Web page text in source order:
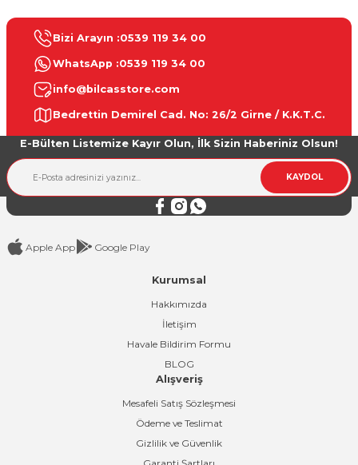
konularda yetersiz gördüğünüz noktaları öneri formunu kullanarak
tarafımıza iletebilirsiniz.
Görüş ve önerileriniz için teşekkür ederiz.
Ürün resmi kalitesiz, bozuk veya görüntülenemiyor.
Ürün açıklamasında eksik bilgiler bulunuyor.
Ürün bilgilerinde hatalar bulunuyor.
Bizi Arayın :0539 119 34 00
WhatsApp :0539 119 34 00
info@bilcasstore.com
Bedrettin Demirel Cad. No: 26/2 Girne / K.K.T.C.
E-Bülten Listemize Kayır Olun, İlk Sizin Haberiniz Olsun!
KAYDOL
Apple App Google Play
Kurumsal
Hakkımızda
İletişim
Havale Bildirim Formu
BLOG
Alışveriş
Mesafeli Satış Sözleşmesi
Ödeme ve Teslimat
Gizlilik ve Güvenlik